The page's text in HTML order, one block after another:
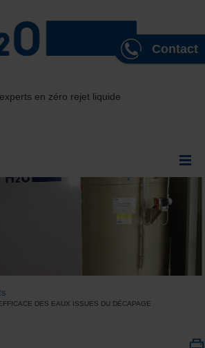
Contact
en zéro rejet liquide
DES EAUX ISSUES DU DÉCAPAGE